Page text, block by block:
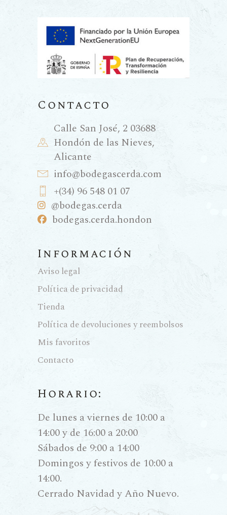
Contacto
Calle San José, 2 03688
Hondón de las Nieves,
Alicante
info@bodegascerda.com
+(34) 96 548 01 07
@bodegas.cerda
bodegas.cerda.hondon
Información
Aviso legal
Política de privacidad
Tienda
Política de devoluciones y reembolsos
Mis favoritos
Contacto
Horario:
De lunes a viernes de 10:00 a
14:00 y de 16:00 a 20:00
Sábados de 9:00 a 14:00
Domingos y festivos de 10:00 a
14:00.
Cerrado Navidad y Año Nuevo.